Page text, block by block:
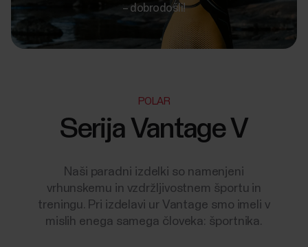
– dobrodošli!
POLAR
Serija Vantage V
Naši paradni izdelki so namenjeni
vrhunskemu in vzdržljivostnem športu in
treningu. Pri izdelavi ur Vantage smo imeli v
mislih enega samega človeka: športnika.